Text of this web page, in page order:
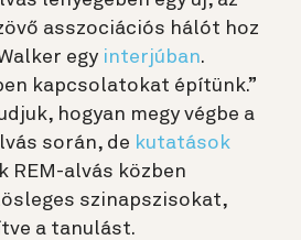
asszociációs hálót hoz
egy interjúban.
kapcsolatokat építünk.”
hogyan megy végbe a
során, de kutatások
REM-alvás közben
szinapszisokat,
a tanulást.